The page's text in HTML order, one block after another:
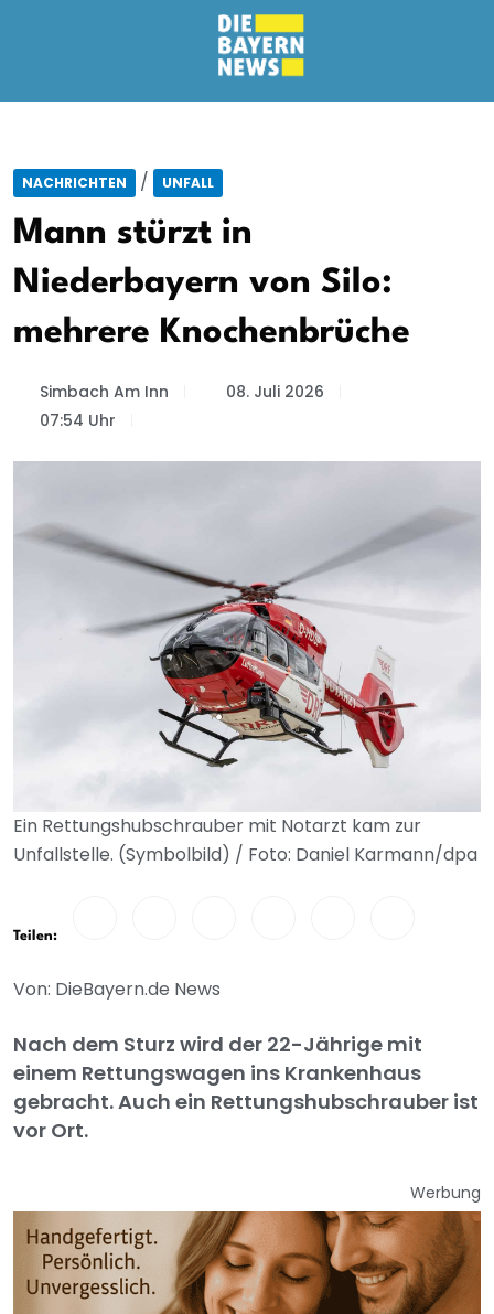
NACHRICHTEN / UNFALL
Mann stürzt in
Niederbayern von Silo:
mehrere Knochenbrüche
Simbach Am Inn
08. Juli 2026
07:54 Uhr
Ein Rettungshubschrauber mit Notarzt kam zur
Unfallstelle. (Symbolbild) / Foto: Daniel Karmann/dpa
Teilen:
Von: DieBayern.de News
Nach dem Sturz wird der 22-Jährige mit
einem Rettungswagen ins Krankenhaus
gebracht. Auch ein Rettungshubschrauber ist
vor Ort.
Werbung